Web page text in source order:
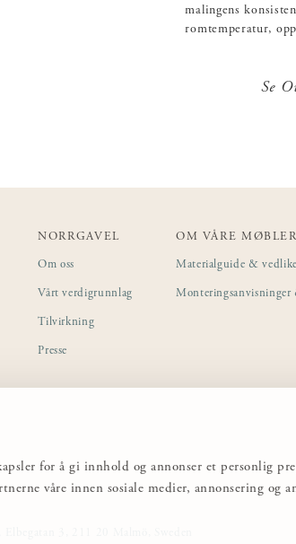
for å gi innhold og annonser et personlig
våre innen sosiale medier, annonsering
malingens
romtemperatur,
Se
NORRGAVEL
Om oss
Vårt verdigrunnlag
Tilvirkning
Presse
OM VÅRE MØBLER
Materialguide &